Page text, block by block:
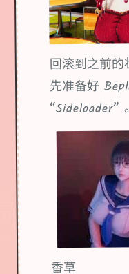
回滚到之前
先准备好
“Sideloader” 。
香草